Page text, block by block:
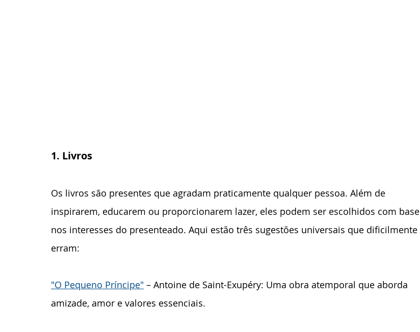
1. Livros
Os livros são presentes que agradam praticamente qualquer pessoa. Além de
inspirarem, educarem ou proporcionarem lazer, eles podem ser escolhidos com base
nos interesses do presenteado. Aqui estão três sugestões universais que dificilmente
erram:
"O Pequeno Príncipe" – Antoine de Saint-Exupéry: Uma obra atemporal que aborda
amizade, amor e valores essenciais.